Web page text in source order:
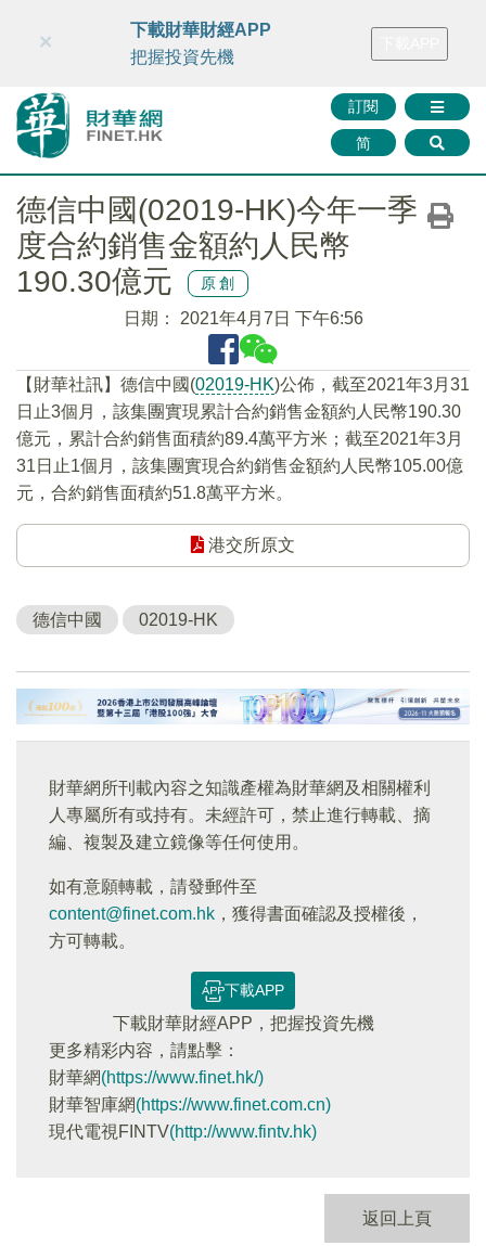
財華智庫網 FINTV FINMETA 財華證券 媒體矩陣
訂閱
简
×
下載財華財經APP
把握投資先機
德信中國(02019-HK)今年一季
度合約銷售金額約人民幣
190.30億元
原創
日期： 2021年4月7日 下午6:56
【財華社訊】德信中國(02019-HK)公佈，截至2021年3月31
日止3個月，該集團實現累計合約銷售金額約人民幣190.30
億元，累計合約銷售面積約89.4萬平方米；截至2021年3月
31日止1個月，該集團實現合約銷售金額約人民幣105.00億
元，合約銷售面積約51.8萬平方米。
港交所原文
德信中國 02019-HK
財華網所刊載內容之知識產權為財華網及相關權利
人專屬所有或持有。未經許可，禁止進行轉載、摘
編、複製及建立鏡像等任何使用。
如有意願轉載，請發郵件至
content@finet.com.hk ，獲得書面確認及授權後，
方可轉載。
下載APP
下載財華財經APP，把握投資先機
更多精彩内容，請點擊：
財華網(https://www.finet.hk/)
財華智庫網(https://www.finet.com.cn)
現代電視FINTV(http://www.fintv.hk)
返回上頁